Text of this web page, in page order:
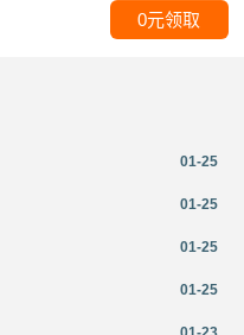
0元领取
01-25
01-25
01-25
01-25